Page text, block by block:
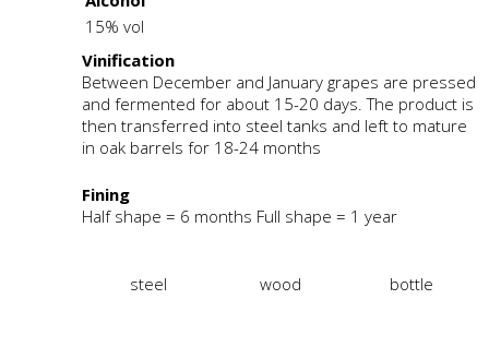
15% vol
Vinification
Between December and January grapes are pressed
and fermented for about 15-20 days. The product is
then transferred into steel tanks and left to mature
in oak barrels for 18-24 months
Fining
Half shape = 6 months Full shape = 1 year
steel wood bottle